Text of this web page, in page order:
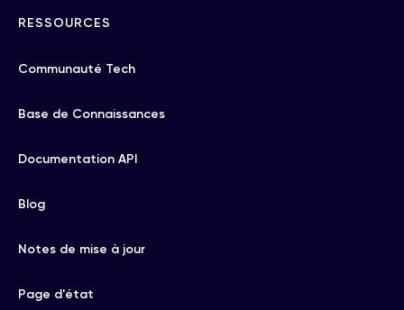
RESSOURCES
Communauté Tech
Base de Connaissances
Documentation API
Blog
Notes de mise à jour
Page d'état